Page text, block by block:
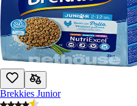
Brekkies Junior